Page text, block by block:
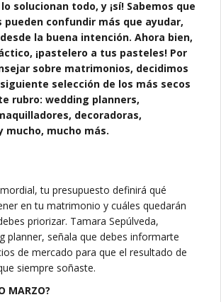
solucionan todo, y ¡sí! Sabemos que
pueden confundir más que ayudar,
la buena intención. Ahora bien,
¡pastelero a tus pasteles! Por
sobre matrimonios, decidimos
selección de los más secos
rubro: wedding planners,
decoradoras,
mucho, mucho más.
tu presupuesto definirá qué
en tu matrimonio y cuáles quedarán
priorizar. Tamara Sepúlveda,
planner, señala que debes informarte
de mercado para que el resultado de
siempre soñaste.
MARZO?